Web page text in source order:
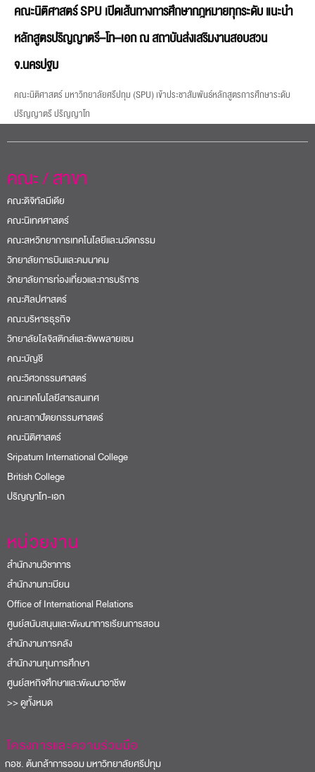
คณะนิติศาสตร์ SPU เปิดเส้นทางการศึกษากฎหมายทุกระดับ แนะนำ
หลักสูตรปริญญาตรี–โท–เอก ณ สถาบันส่งเสริมงานสอบสวน
จ.นครปฐม
คณะนิติศาสตร์ มหาวิทยาลัยศรีปทุม (SPU) เข้าประชาสัมพันธ์หลักสูตรการศึกษาระดับ
ปริญญาตรี ปริญญาโท
คณะ / สาขา
คณะดิจิทัลมีเดีย
คณะนิเทศศาสตร์
คณะสหวิทยาการเทคโนโลยีและนวัตกรรม
วิทยาลัยการบินและคมนาคม
วิทยาลัยการท่องเที่ยวและการบริการ
คณะศิลปศาสตร์
คณะบริหารธุรกิจ
วิทยาลัยโลจิสติกส์และซัพพลายเชน
คณะบัญชี
คณะวิศวกรรมศาสตร์
คณะเทคโนโลยีสารสนเทศ
คณะสถาปัตยกรรมศาสตร์
คณะนิติศาสตร์
Sripatum International College
British College
ปริญญาโท-เอก
หน่วยงาน
สำนักงานวิชาการ
สำนักงานทะเบียน
Office of International Relations
ศูนย์สนับสนุนและพัฒนาการเรียนการสอน
สำนักงานการคลัง
สำนักงานทุนการศึกษา
ศูนย์สหกิจศึกษาและพัฒนาอาชีพ
>> ดูทั้งหมด
โครงการและความร่วมมือ
ช. ต้นกล้าการออม มหาวิทยาลัยศรีปทุม